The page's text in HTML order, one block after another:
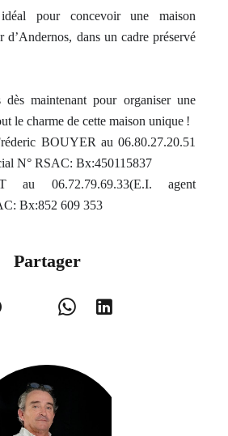
pour concevoir une maison
d’Andernos, dans un cadre préservé
dès maintenant pour organiser une
le charme de cette maison unique !
BOUYER au 06.80.27.20.51
N° RSAC: Bx:450115837
au 06.72.79.69.33(E.I. agent
Bx:852 609 353
Partager